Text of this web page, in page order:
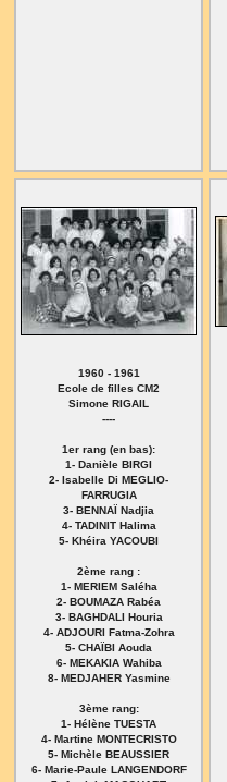
1960 - 1961
Ecole de filles CM2
Simone RIGAIL
----
1er rang (en bas):
1- Danièle BIRGI
2- Isabelle Di MEGLIO-
FARRUGIA
3- BENNAÏ Nadjia
4- TADINIT Halima
5- Khéira YACOUBI
2ème rang :
1- MERIEM Saléha
2- BOUMAZA Rabéa
3- BAGHDALI Houria
4- ADJOURI Fatma-Zohra
5- CHAÏBI Aouda
6- MEKAKIA Wahiba
8- MEDJAHER Yasmine
3ème rang:
1- Hélène TUESTA
4- Martine MONTECRISTO
5- Michèle BEAUSSIER
6- Marie-Paule LANGENDORF